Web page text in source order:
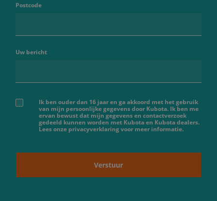
Postcode
Uw bericht
Ik ben ouder dan 16 jaar en ga akkoord met het gebruik
van mijn persoonlijke gegevens door Kubota. Ik ben me
ervan bewust dat mijn gegevens en contactverzoek
gedeeld kunnen worden met Kubota en Kubota dealers.
Lees onze privacyverklaring voor meer informatie.
Verstuur